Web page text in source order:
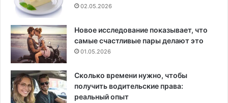
02.05.2026
Новое исследование показывает, что
самые счастливые пары делают это
01.05.2026
Сколько времени нужно, чтобы
получить водительские права:
реальный опыт